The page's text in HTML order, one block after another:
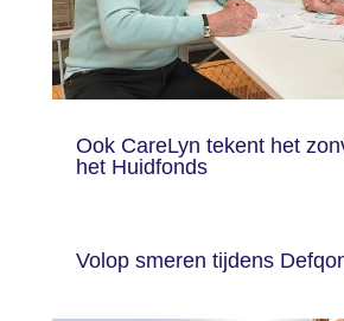
Ook CareLyn tekent het
het Huidfonds
Volop smeren tijdens